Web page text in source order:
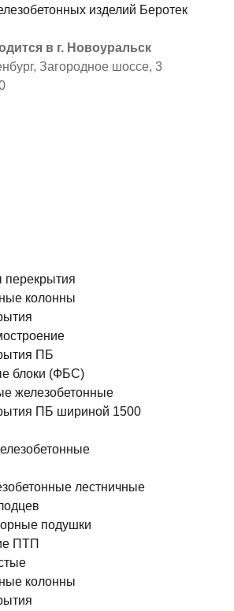
в г. Новоуральск
, Загородное шоссе, 3
перекрытия
колонны
ПБ
блоки (ФБС)
железобетонные
ПБ шириной 1500
лестничные
подушки
ПТП
колонны